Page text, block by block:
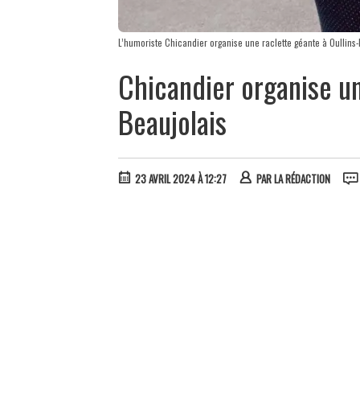
L’humoriste Chicandier organise une raclette géante à
Chicandier organise
Beaujolais
23 AVRIL 2024 À 12:27 PARLA RÉDACTION